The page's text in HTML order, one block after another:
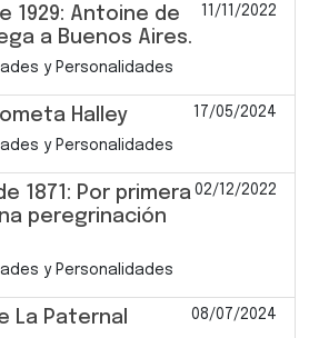
1929: Antoine de
a Buenos Aires.
11/11/2022
y Personalidades
Halley 17/05/2024
y Personalidades
1871: Por primera
peregrinación
02/12/2022
y Personalidades
La Paternal 08/07/2024